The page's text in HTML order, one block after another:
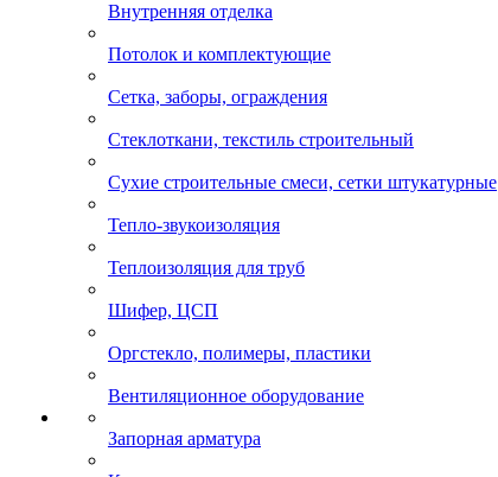
Внутренняя отделка
Потолок и комплектующие
Сетка, заборы, ограждения
Стеклоткани, текстиль строительный
Сухие строительные смеси, сетки штукатурные
Тепло-звукоизоляция
Теплоизоляция для труб
Шифер, ЦСП
Оргстекло, полимеры, пластики
Вентиляционное оборудование
Запорная арматура